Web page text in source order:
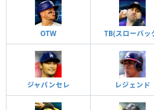
OTW TB(スローバッ
ジャパンセレ レジェンド